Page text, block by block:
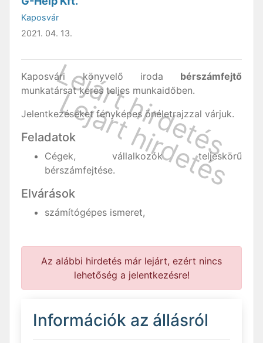
Kaposvár
2021. 04. 13.
Kaposvári könyvelő iroda bérszámfejtő
munkatársat keres teljes munkaidőben.
Jelentkezéseket fényképes önéletrajzzal várjuk.
Feladatok
Cégek, vállalkozók teljeskörű
bérszámfejtése.
Elvárások
számítógépes ismeret,
Az alábbi hirdetés már lejárt, ezért nincs
lehetőség a jelentkezésre!
Információk az állásról